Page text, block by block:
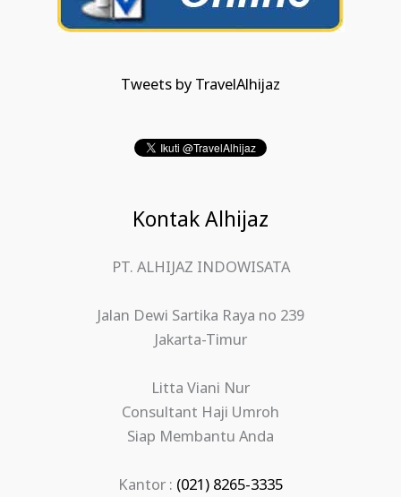
Tweets by TravelAlhijaz
Kontak Alhijaz
PT. ALHIJAZ INDOWISATA
Jalan Dewi Sartika Raya no 239
Jakarta-Timur
Litta Viani Nur
Consultant Haji Umroh
Siap Membantu Anda
Kantor : (021) 8265-3335